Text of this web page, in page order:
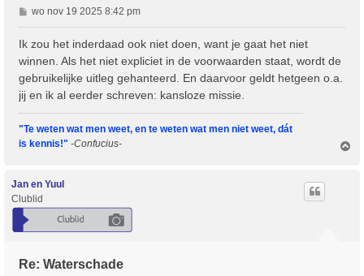
B
e
r
i
c
h
t
wo nov 19 2025 8:42 pm
Ik zou het inderdaad ook niet doen, want je gaat het niet
winnen. Als het niet expliciet in de voorwaarden staat, wordt de
gebruikelijke uitleg gehanteerd. En daarvoor geldt hetgeen o.a.
jij en ik al eerder schreven: kansloze missie.
"Te weten wat men weet, en te weten wat men niet weet, dát
is kennis!" -Confucius-
Jan en Yuul
Clublid
Re: Waterschade